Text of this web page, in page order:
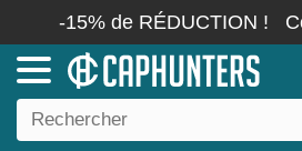
-15% de RÉDUCTION !